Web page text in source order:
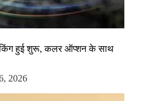
हुई शुरू, कलर ऑप्शन के साथ
2026